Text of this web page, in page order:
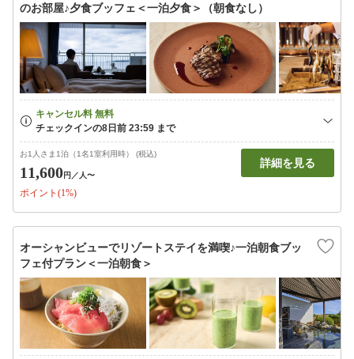
のお部屋♪夕食ブッフェ＜一泊夕食＞（朝食なし）
お1人さま1泊（1名1室利用時） (税込)
11,600円 ／人〜
ポイント(1%)
詳細を見る
オーシャンビューでリゾートステイを満喫♪一泊朝食ブッ
フェ付プラン＜一泊朝食＞